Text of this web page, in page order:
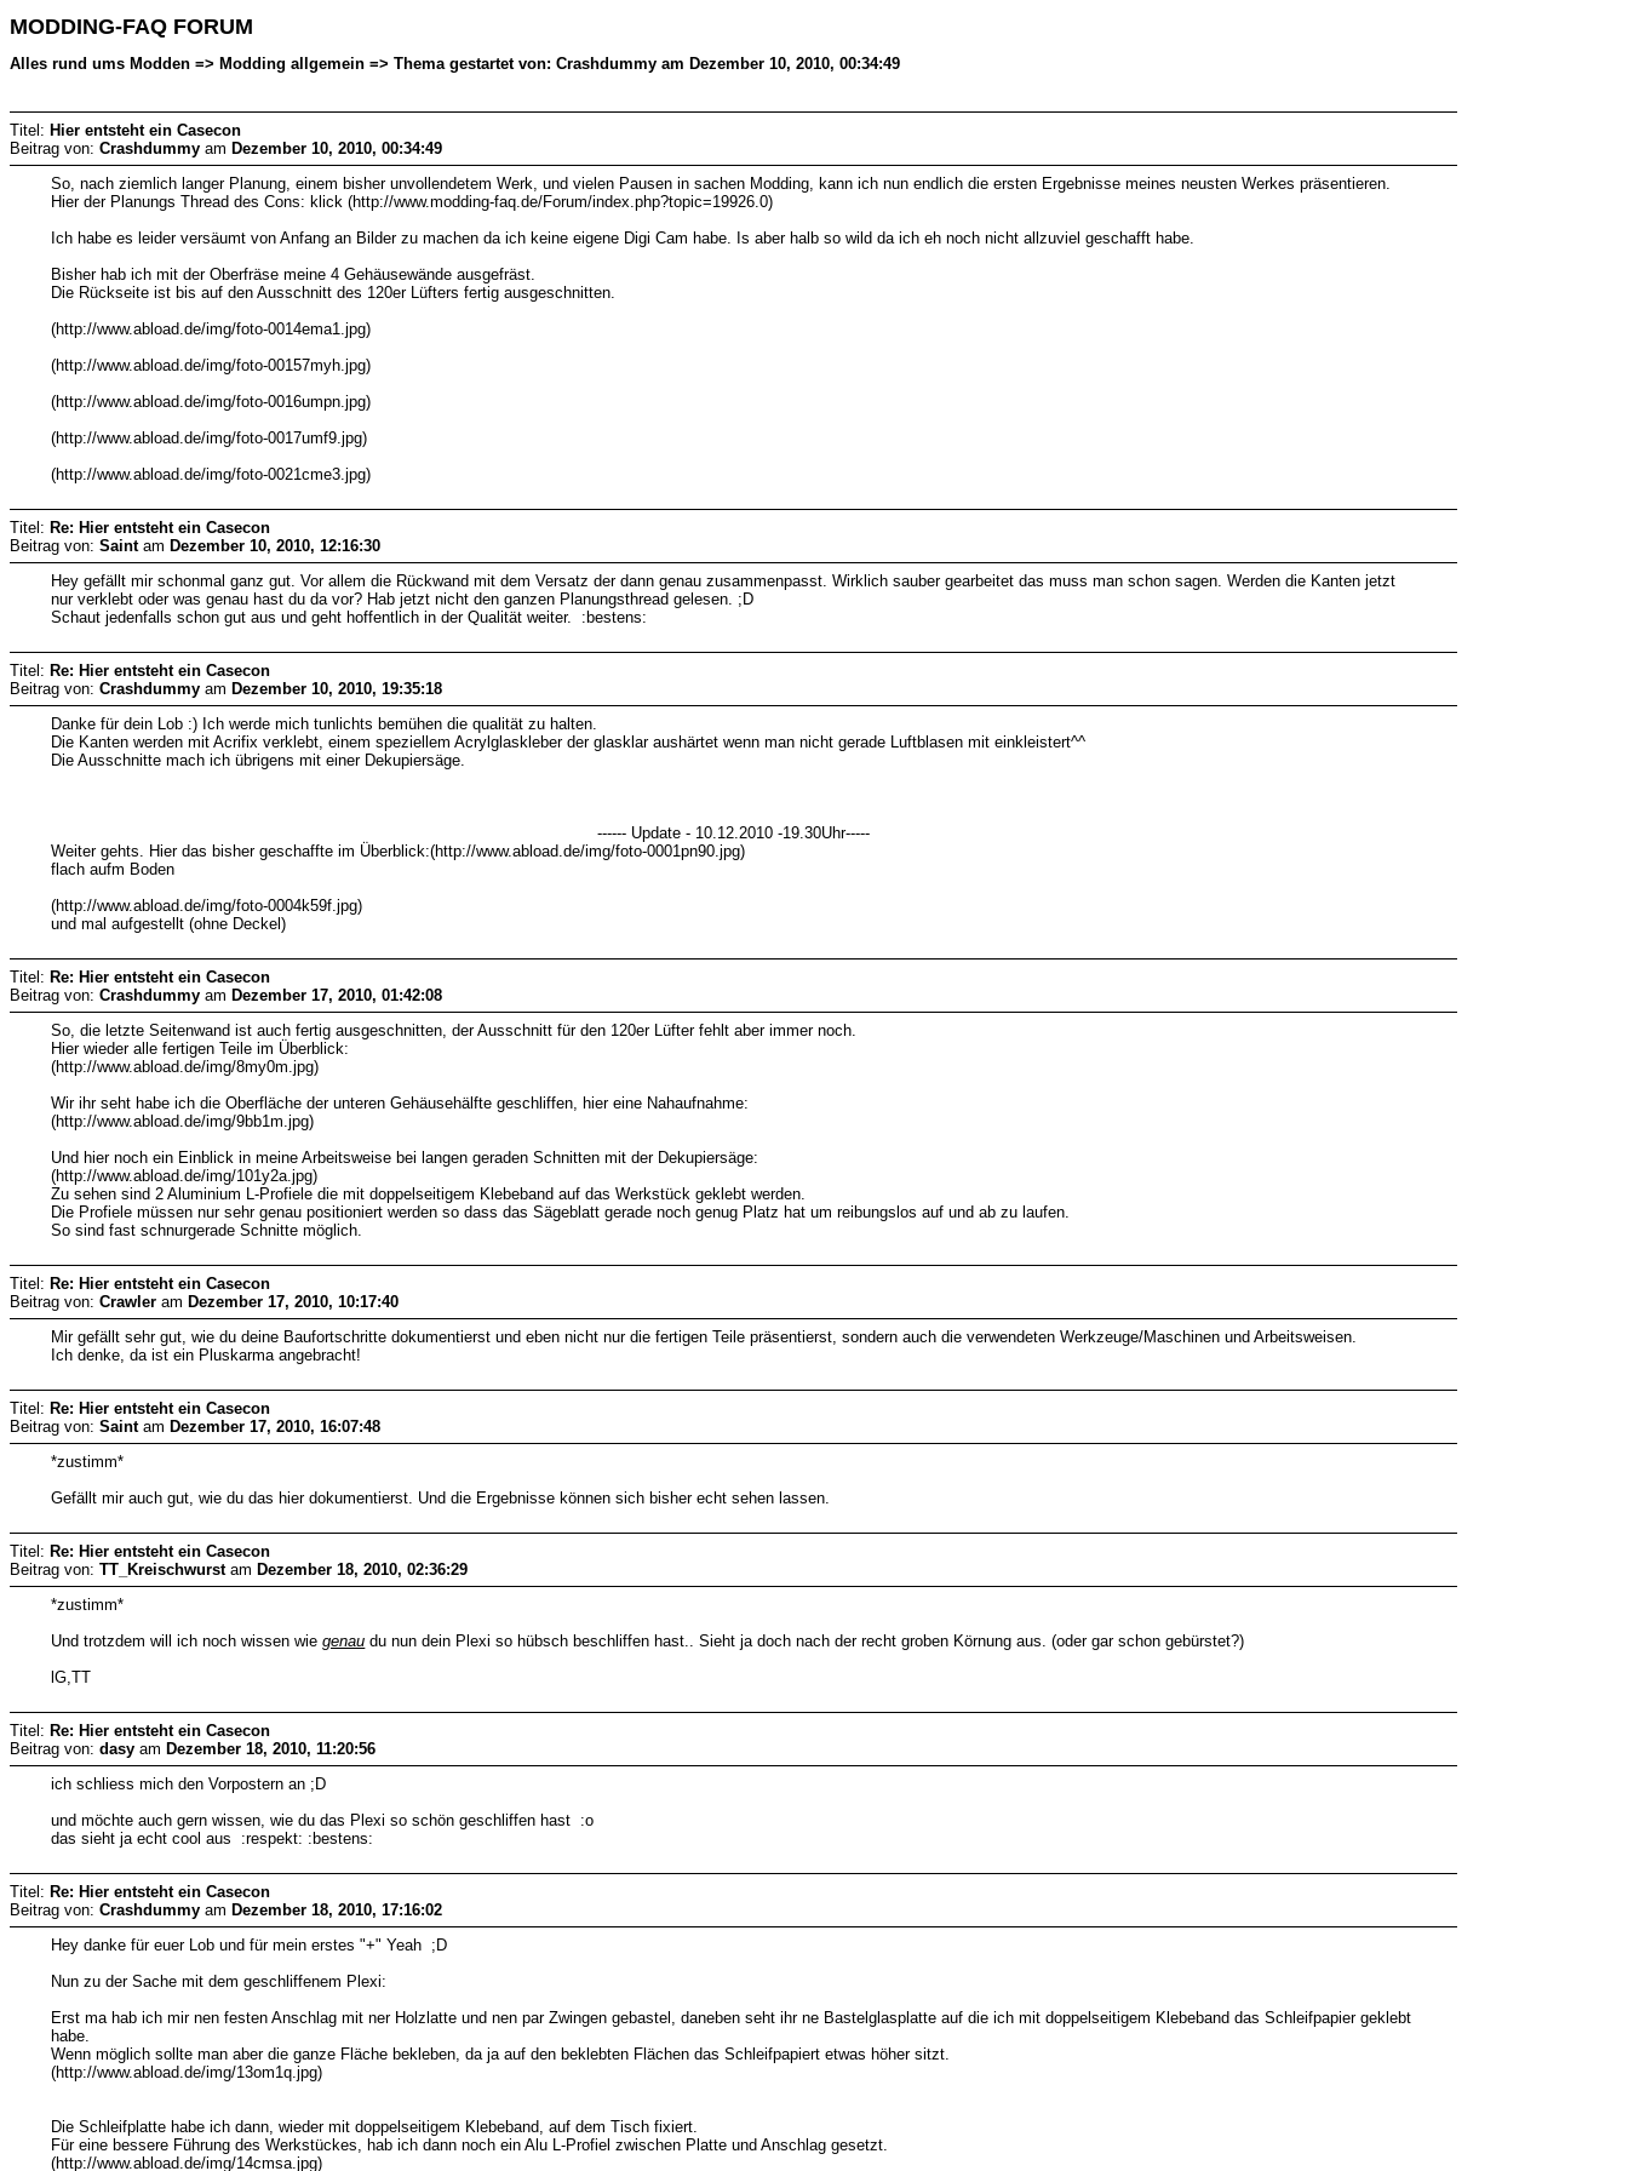
MODDING-FAQ FORUM
Alles rund ums Modden => Modding allgemein => Thema gestartet von: Crashdummy am Dezember 10, 2010, 00:34:49
Titel: Hier entsteht ein Casecon
Beitrag von: Crashdummy am Dezember 10, 2010, 00:34:49
So, nach ziemlich langer Planung, einem bisher unvollendetem Werk, und vielen Pausen in sachen Modding, kann ich nun endlich die ersten Ergebnisse meines neusten Werkes präsentieren.
Hier der Planungs Thread des Cons: klick (http://www.modding-faq.de/Forum/index.php?topic=19926.0)
Ich habe es leider versäumt von Anfang an Bilder zu machen da ich keine eigene Digi Cam habe. Is aber halb so wild da ich eh noch nicht allzuviel geschafft habe.
Bisher hab ich mit der Oberfräse meine 4 Gehäusewände ausgefräst.
Die Rückseite ist bis auf den Ausschnitt des 120er Lüfters fertig ausgeschnitten.
(http://www.abload.de/img/foto-0014ema1.jpg)
(http://www.abload.de/img/foto-00157myh.jpg)
(http://www.abload.de/img/foto-0016umpn.jpg)
(http://www.abload.de/img/foto-0017umf9.jpg)
(http://www.abload.de/img/foto-0021cme3.jpg)
Titel: Re: Hier entsteht ein Casecon
Beitrag von: Saintam Dezember 10, 2010, 12:16:30
Hey gefällt mir schonmal ganz gut. Vor allem die Rückwand mit dem Versatz der dann genau zusammenpasst. Wirklich sauber gearbeitet das muss man schon sagen. Werden die Kanten jetzt
nur verklebt oder was genau hast du da vor? Hab jetzt nicht den ganzen Planungsthread gelesen. ;D
Schaut jedenfalls schon gut aus und geht hoffentlich in der Qualität weiter. :bestens:
Titel: Re: Hier entsteht ein Casecon
Beitrag von: Crashdummy am Dezember 10, 2010, 19:35:18
Danke für dein Lob :) Ich werde mich tunlichts bemühen die qualität zu halten.
Die Kanten werden mit Acrifix verklebt, einem speziellem Acrylglaskleber der glasklar aushärtet wenn man nicht gerade Luftblasen mit einkleistert^^
Die Ausschnitte mach ich übrigens mit einer Dekupiersäge.
------ Update - 10.12.2010 -19.30Uhr-----
Weiter gehts. Hier das bisher geschaffte im Überblick:(http://www.abload.de/img/foto-0001pn90.jpg)
flach aufm Boden
(http://www.abload.de/img/foto-0004k59f.jpg)
und mal aufgestellt (ohne Deckel)
Titel: Re: Hier entsteht ein Casecon
Beitrag von: Crashdummy am Dezember 17, 2010, 01:42:08
So, die letzte Seitenwand ist auch fertig ausgeschnitten, der Ausschnitt für den 120er Lüfter fehlt aber immer noch.
Hier wieder alle fertigen Teile im Überblick:
(http://www.abload.de/img/8my0m.jpg)
Wir ihr seht habe ich die Oberfläche der unteren Gehäusehälfte geschliffen, hier eine Nahaufnahme:
(http://www.abload.de/img/9bb1m.jpg)
Und hier noch ein Einblick in meine Arbeitsweise bei langen geraden Schnitten mit der Dekupiersäge:
(http://www.abload.de/img/101y2a.jpg)
Zu sehen sind 2 Aluminium L-Profiele die mit doppelseitigem Klebeband auf das Werkstück geklebt werden.
Die Profiele müssen nur sehr genau positioniert werden so dass das Sägeblatt gerade noch genug Platz hat um reibungslos auf und ab zu laufen.
So sind fast schnurgerade Schnitte möglich.
Titel: Re: Hier entsteht ein Casecon
Beitrag von: Crawler am Dezember 17, 2010, 10:17:40
Mir gefällt sehr gut, wie du deine Baufortschritte dokumentierst und eben nicht nur die fertigen Teile präsentierst, sondern auch die verwendeten Werkzeuge/Maschinen und Arbeitsweisen.
Ich denke, da ist ein Pluskarma angebracht!
Titel: Re: Hier entsteht ein Casecon
Beitrag von: Saintam Dezember 17, 2010, 16:07:48
*zustimm*
Gefällt mir auch gut, wie du das hier dokumentierst. Und die Ergebnisse können sich bisher echt sehen lassen.
Titel: Re: Hier entsteht ein Casecon
Beitrag von: TT_Kreischwurstam Dezember 18, 2010, 02:36:29
*zustimm*
Und trotzdem will ich noch wissen wiegenau du nun dein Plexi so hübsch beschliffen hast.. Sieht ja doch nach der recht groben Körnung aus. (oder gar schon gebürstet?)
lG,TT
Titel: Re: Hier entsteht ein Casecon
Beitrag von: dasy am Dezember 18, 2010, 11:20:56
ich schliess mich den Vorpostern an ;D
und möchte auch gern wissen, wie du das Plexi so schön geschliffen hast :o
das sieht ja echt cool aus :respekt: :bestens:
Titel: Re: Hier entsteht ein Casecon
Beitrag von: Crashdummy am Dezember 18, 2010, 17:16:02
Hey danke für euer Lob und für mein erstes "+" Yeah ;D
Nun zu der Sache mit dem geschliffenem Plexi:
Erst ma hab ich mir nen festen Anschlag mit ner Holzlatte und nen par Zwingen gebastel, daneben seht ihr ne Bastelglasplatte auf die ich mit doppelseitigem Klebeband das Schleifpapier geklebt
habe.
Wenn möglich sollte man aber die ganze Fläche bekleben, da ja auf den beklebten Flächen das Schleifpapiert etwas höher sitzt.
(http://www.abload.de/img/13om1q.jpg)
Die Schleifplatte habe ich dann, wieder mit doppelseitigem Klebeband, auf dem Tisch fixiert.
Für eine bessere Führung des Werkstückes, hab ich dann noch ein Alu L-Profiel zwischen Platte und Anschlag gesetzt.
(http://www.abload.de/img/14cmsa.jpg)